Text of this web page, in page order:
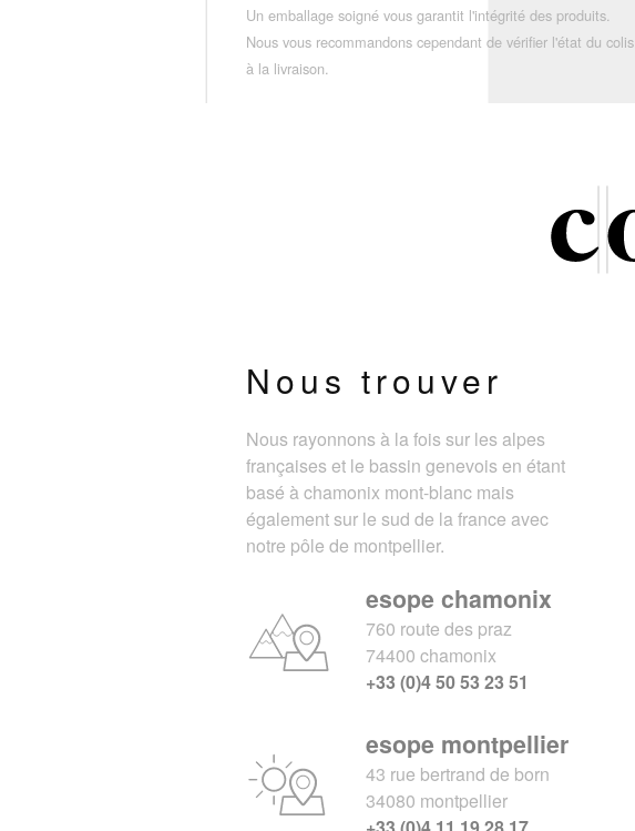
Un emballage soigné vous garantit l'intégrité des produits.
Nous vous recommandons cependant de vérifier l'état du colis
à la livraison.
Nous trouver
Nous rayonnons à la fois sur les alpes
françaises et le bassin genevois en étant
basé à chamonix mont-blanc mais
également sur le sud de la france avec
notre pôle de montpellier.
esope chamonix
760 route des praz
74400 chamonix
+33 (0)4 50 53 23 51
esope montpellier
43 rue bertrand de born
34080 montpellier